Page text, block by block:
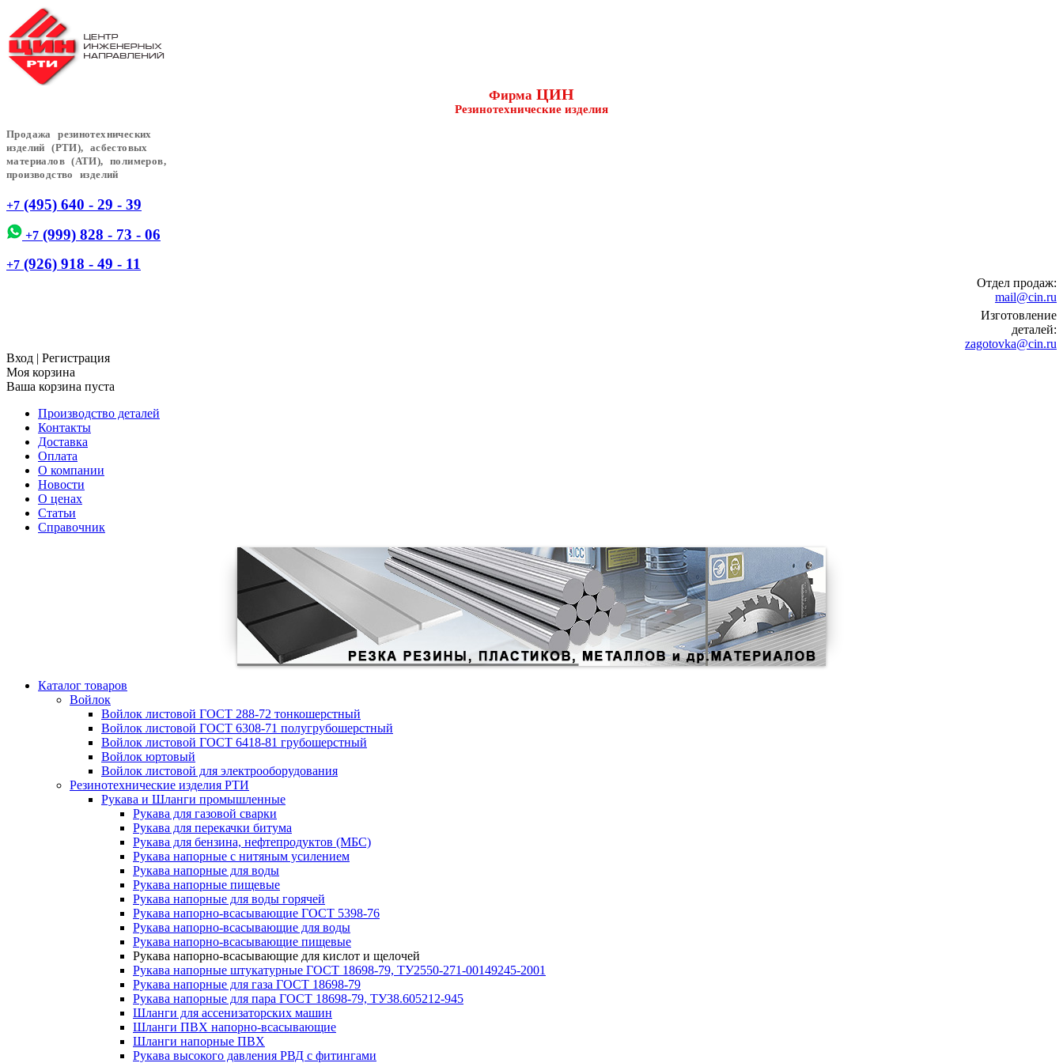
Фирма ЦИН
Резинотехнические изделия
Продажа резинотехнических
изделий (РТИ), асбестовых
материалов (АТИ), полимеров,
производство изделий
+7 (495) 640 - 29 - 39
+7 (999) 828 - 73 - 06
+7 (926) 918 - 49 - 11
Отдел продаж:
mail@cin.ru
Изготовление
деталей:
zagotovka@cin.ru
Вход | Регистрация
Моя корзина
Ваша корзина пуста
Производство деталей
Контакты
Доставка
Оплата
О компании
Новости
О ценах
Статьи
Справочник
Каталог товаров
Войлок
Войлок листовой ГОСТ 288-72 тонкошерстный
Войлок листовой ГОСТ 6308-71 полугрубошерстный
Войлок листовой ГОСТ 6418-81 грубошерстный
Войлок юртовый
Войлок листовой для электрооборудования
Резинотехнические изделия РТИ
Рукава и Шланги промышленные
Рукава для газовой сварки
Рукава для перекачки битума
Рукава для бензина, нефтепродуктов (МБС)
Рукава напорные с нитяным усилением
Рукава напорные для воды
Рукава напорные пищевые
Рукава напорные для воды горячей
Рукава напорно-всасывающие ГОСТ 5398-76
Рукава напорно-всасывающие для воды
Рукава напорно-всасывающие пищевые
Рукава напорно-всасывающие для кислот и щелочей
Рукава напорные штукатурные ГОСТ 18698-79, ТУ2550-271-00149245-2001
Рукава напорные для газа ГОСТ 18698-79
Рукава напорные для пара ГОСТ 18698-79, ТУ38.605212-945
Шланги для ассенизаторских машин
Шланги ПВХ напорно-всасывающие
Шланги напорные ПВХ
Рукава высокого давления РВД с фитингами